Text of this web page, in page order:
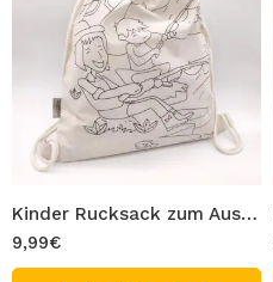
Kinder Rucksack zum Ausmalen 100% Baumwolle Waschbar Turnbeutel Modell Angeln Figur Tasche 33×40 cm Ausmaltasche Beutel zum Ausmalen Bemalen
9,99€